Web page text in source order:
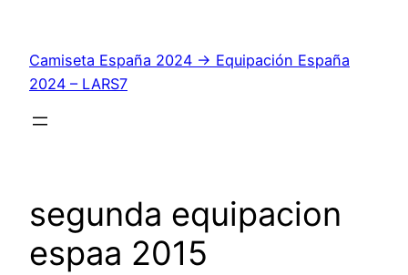
contenido
Camiseta España 2024 → Equipación España
2024 – LARS7
segunda equipacion
espaa 2015